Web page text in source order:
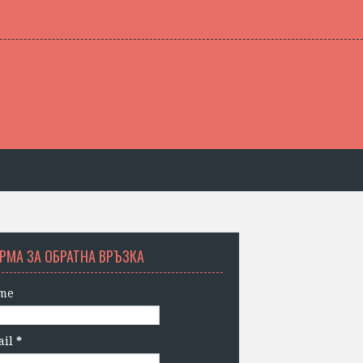
ЗА ОБРАТНА ВРЪЗКА
*